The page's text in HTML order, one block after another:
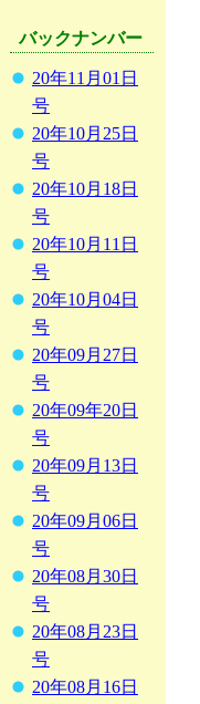
バックナンバー
20年11月01日
号
20年10月25日
号
20年10月18日
号
20年10月11日
号
20年10月04日
号
20年09月27日
号
20年09年20日
号
20年09月13日
号
20年09月06日
号
20年08月30日
号
20年08月23日
号
20年08月16日